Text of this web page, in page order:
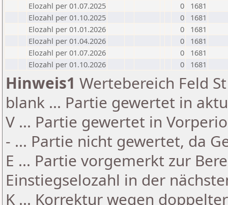
Elozahl per 01.07.2025
0
1681
Elozahl per 01.10.2025
0
1681
Elozahl per 01.01.2026
0
1681
Elozahl per 01.04.2026
0
1681
Elozahl per 01.07.2026
0
1681
Elozahl per 01.10.2026
0 1681
Hinweis1 Wertebereich Feld
blank ... Partie gewertet in
V ... Partie gewertet in
- ... Partie nicht gewertet, da
E ... Partie vorgemerkt zur
Einstiegselozahl in der
K ... Korrektur wegen